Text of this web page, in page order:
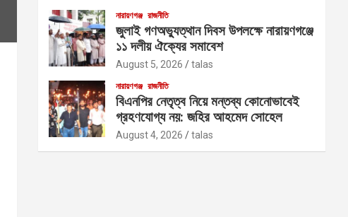
নারায়ণগঞ্জ রাজনীতি
জুলাই গণঅভ্যুত্থান দিবস উপলক্ষে নারায়ণগঞ্জে
১১ দলীয় ঐক্যের সমাবেশ
August 5, 2026 talas
নারায়ণগঞ্জ রাজনীতি
বিএনপির নেতৃত্ব নিয়ে মন্তব্য কোনোভাবেই
গ্রহণযোগ্য নয়: জহির আহমেদ সোহেল
August 4, 2026 talas